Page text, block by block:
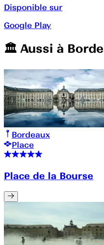
Disponible sur
Google Play
🏛️️ Aussi à
Bordeaux
Place
Place de la Bourse